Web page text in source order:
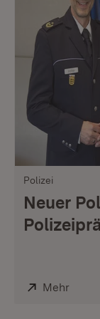
Polizei
Neuer
Extern:
Mehr